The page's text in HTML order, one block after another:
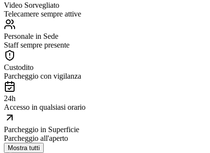
Video Sorvegliato
Telecamere sempre attive
Personale in Sede
Staff sempre presente
Custodito
Parcheggio con vigilanza
24h
Accesso in qualsiasi orario
Parcheggio in Superficie
Parcheggio all'aperto
Mostra tutti